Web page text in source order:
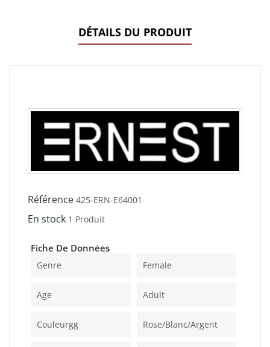
DÉTAILS DU PRODUIT
Référence 425-ERN-E64001
En stock 1 Produit
Fiche De Données
Genre Female
Age Adult
Couleurgg Rose/blanc/argent